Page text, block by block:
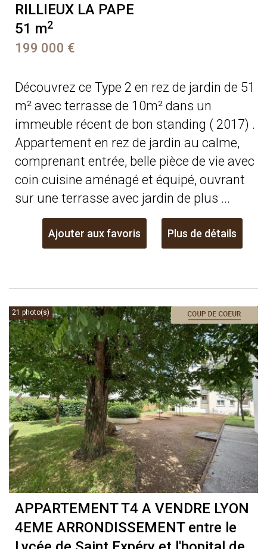
RILLIEUX LA PAPE
51 m2
199 000 €
Découvrez ce Type 2 en rez de jardin de 51
m² avec terrasse de 10m² dans un
immeuble récent de bon standing ( 2017) .
Appartement en rez de jardin au calme,
comprenant entrée, belle pièce de vie avec
coin cuisine aménagé et équipé, ouvrant
sur une terrasse avec jardin de plus ...
Ajouter aux favoris Plus de détails
21 photo(s)
APPARTEMENT T4 A VENDRE LYON
4EME ARRONDISSEMENT entre le